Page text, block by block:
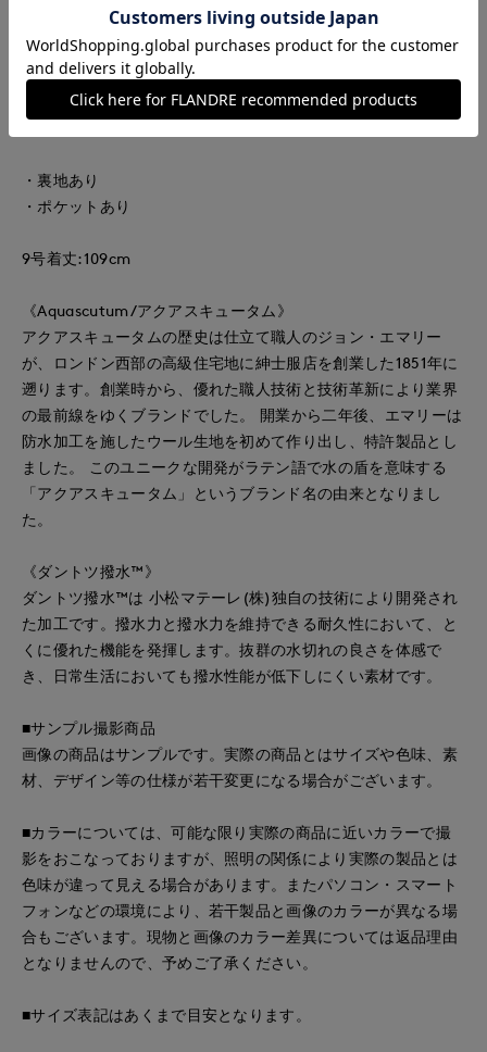
ブチェツクを使用。袖口を絞り、たくし上げてパフスリーブ風
に着れば雰囲気がガラッと変わります。半裏仕様で、長いシー
ズン愛用できるアイテムです。ダントツ撥水加工が施されてお
り、まるで魔法のように水が水滴となって浸透を防ぐ素材で
・裏地あり
・ポケットあり
9号着丈:109cm
《Aquascutum/アクアスキュータム》
アクアスキュータムの歴史は仕立て職人のジョン・エマリー
が、ロンドン西部の高級住宅地に紳士服店を創業した1851年に
遡ります。創業時から、優れた職人技術と技術革新により業界
の最前線をゆくブランドでした。 開業から二年後、エマリーは
防水加工を施したウール生地を初めて作り出し、特許製品とし
ました。 このユニークな開発がラテン語で水の盾を意味する
「アクアスキュータム」というブランド名の由来となりまし
た。
《ダントツ撥水™》
ダントツ撥水™は 小松マテーレ(株)独自の技術により開発され
た加工です。撥水力と撥水力を維持できる耐久性において、と
くに優れた機能を発揮します。抜群の水切れの良さを体感で
き、日常生活においても撥水性能が低下しにくい素材です。
■サンプル撮影商品
画像の商品はサンプルです。実際の商品とはサイズや色味、素
材、デザイン等の仕様が若干変更になる場合がございます。
■カラーについては、可能な限り実際の商品に近いカラーで撮
影をおこなっておりますが、照明の関係により実際の製品とは
色味が違って見える場合があります。またパソコン・スマート
フォンなどの環境により、若干製品と画像のカラーが異なる場
合もございます。現物と画像のカラー差異については返品理由
となりませんので、予めご了承ください。
■サイズ表記はあくまで目安となります。